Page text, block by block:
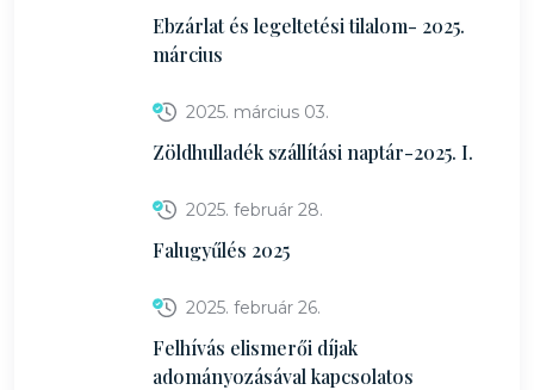
Ebzárlat és legeltetési tilalom- 2025.
március
2025. március 03.
Zöldhulladék szállítási naptár-2025. I.
2025. február 28.
Falugyűlés 2025
2025. február 26.
Felhívás elismerői díjak
adományozásával kapcsolatos